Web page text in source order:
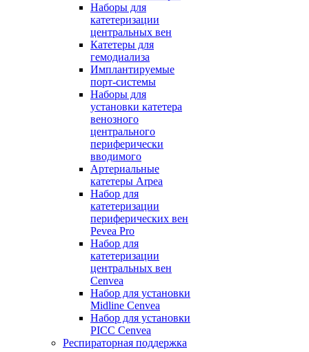
Наборы для
катетеризации
центральных вен
Катетеры для
гемодиализа
Имплантируемые
порт‑системы
Наборы для
установки катетера
венозного
центрального
периферически
вводимого
Артериальные
катетеры Arpea
Набор для
катетеризации
периферических вен
Pevea Pro
Набор для
катетеризации
центральных вен
Cenvea
Набор для установки
Midline Cenvea
Набор для установки
PICC Cenvea
Респираторная поддержка